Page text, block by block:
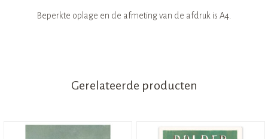
Beperkte oplage en de afmeting van de afdruk is A4.
Gerelateerde producten